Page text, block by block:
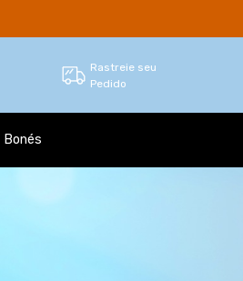
Rastreie seu
Pedido
Bonés